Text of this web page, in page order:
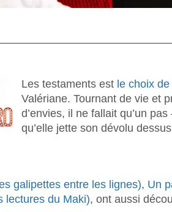
Les testaments est le choix
Valériane. Tournant de vie et
d’envies, il ne fallait qu’un
qu’elle jette son dévolu
galipettes entre les lignes), Un
lectures du Maki), ont aussi